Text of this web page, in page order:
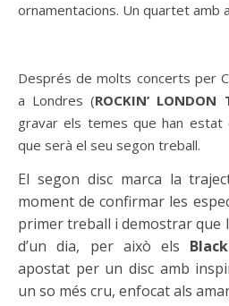
ornamentacions. Un quartet amb
Després de molts concerts per
a Londres (ROCKIN’ LONDON
gravar els temes que han
que serà el seu segon treball.
El segon disc marca la
moment de confirmar les
primer treball i demostrar que
d’un dia, per això els
apostat per un disc amb
un so més cru, enfocat als